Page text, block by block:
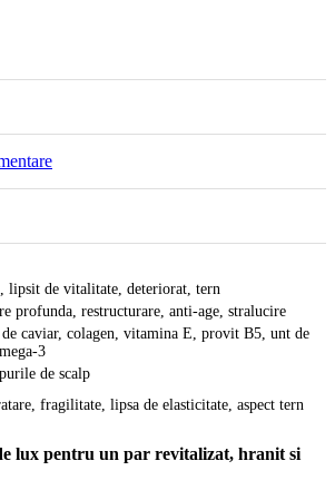
lipsit de vitalitate, deteriorat, tern
profunda, restructurare, anti-age, stralucire
caviar, colagen, vitamina E, provit B5, unt de
3
de scalp
fragilitate, lipsa de elasticitate, aspect tern
lux pentru un par revitalizat, hranit si